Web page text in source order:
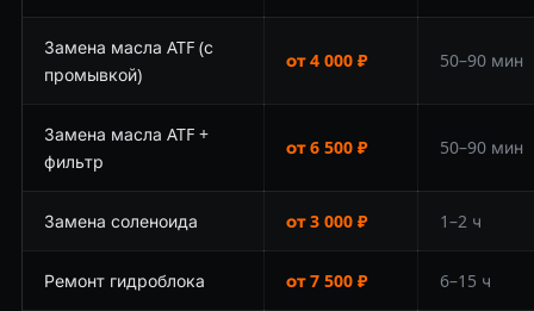
Замена масла ATF (с
промывкой)
от 4 000 ₽ 50–90 мин
Замена масла ATF +
фильтр
от 6 500 ₽ 50–90 мин
Замена соленоида от 3 000 ₽ 1–2 ч
Ремонт гидроблока от 7 500 ₽ 6–15 ч